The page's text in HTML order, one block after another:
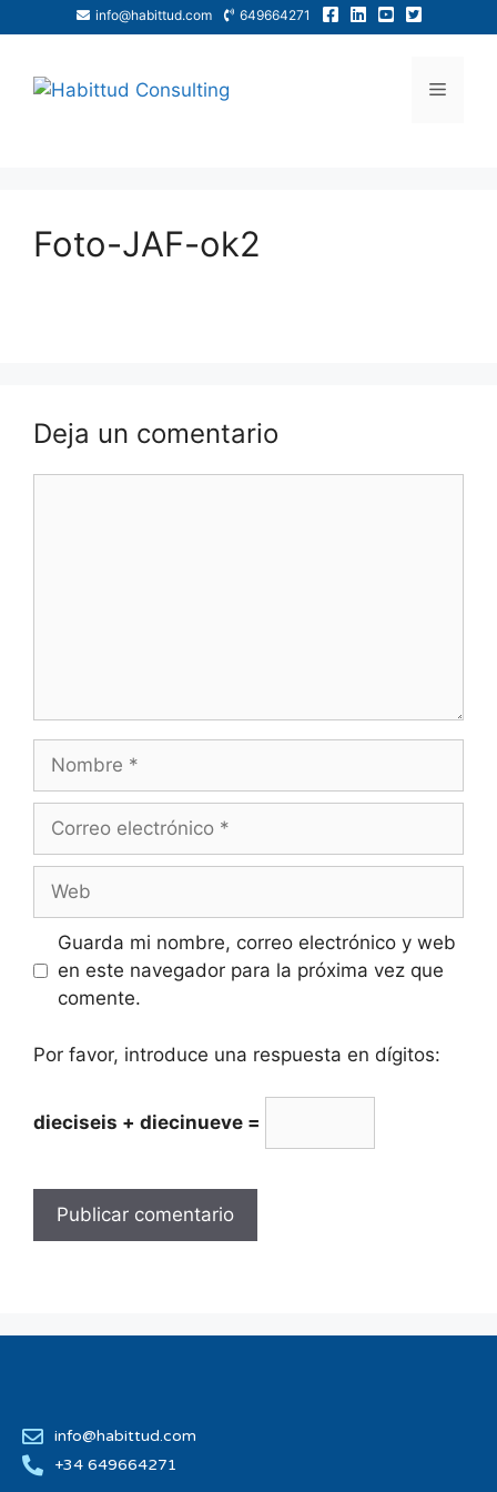
info@habittud.com 649664271
Foto-JAF-ok2
Deja un comentario
Guarda mi nombre, correo electrónico y web
en este navegador para la próxima vez que
comente.
Por favor, introduce una respuesta en dígitos:
dieciseis + diecinueve =
info@habittud.com
+34 649664271